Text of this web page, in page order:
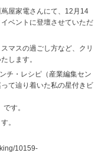
屋家電さんにて、12月14
ベントに登壇させていただ
マスの過ごし方など、クリ
します。
チ・レシピ（産業編集セン
て辿り着いた私の星付きビ
す。
。
10159-